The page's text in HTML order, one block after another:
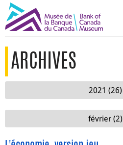
ARCHIVES
2021 (26)
février (2)